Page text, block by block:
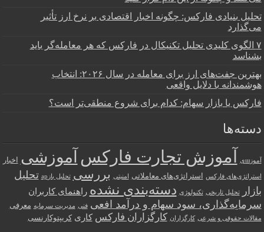
تحلیل بنیادی فارکس: چگونه اخبار اقتصادی بر نرخ ارز تأثیر
می‌گذارد
۷ الگوی کلیدی تحلیل تکنیکال در فارکس که هر معامله‌گر باید
بشناسد
بهترین جفت‌های ارز برای معامله در سال ۲۰۲۶: انتخاب
هوشمندانه با دلایل واقعی
فارکس یا بازار سهام: کدام برای شروع منطقی‌تر است؟
دسته‌ها
آموزшی آموزش تجارت فارکس آموزشی اخبار
استراتژی‌های فارکس استراتژی‌های معاملاتی امنیتی بررسی تحلیل بازар
تحلیل
بازار
تحلیل تاریخی تکنولوژی دسته‌بندی نشده راهنمای کاربران
سرمایه‌گذاری، سود سهام و درآمد افعی فنی مدیریت سرمایه معرفی
مقالات حقوقی و شرعی کارگزاران کارگزاران فارکس کاری کریپتوکارنسی